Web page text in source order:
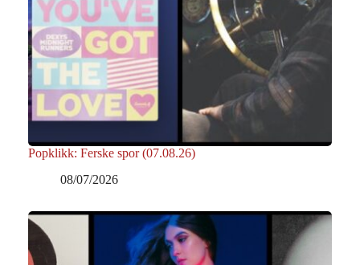
Popklikk: Ferske spor (07.08.26)
08/07/2026